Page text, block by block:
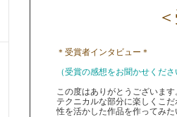
＜受
＊受賞者インタビュー＊
（受賞の感想をお聞かせくだ
この度はありがとうございま
テクニカルな部分に楽しくこ
性を活かした作品を作ってみた